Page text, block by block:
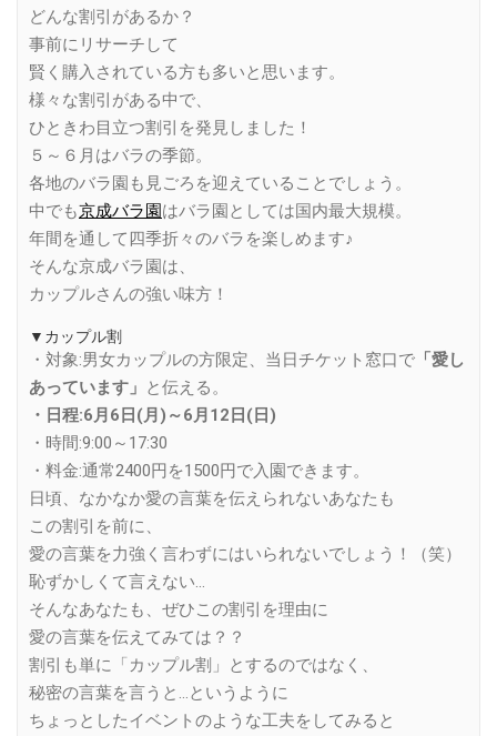
どんな割引があるか？
事前にリサーチして
賢く購入されている方も多いと思います。
様々な割引がある中で、
ひときわ目立つ割引を発見しました！
５～６月はバラの季節。
各地のバラ園も見ごろを迎えていることでしょう。
中でも京成バラ園はバラ園としては国内最大規模。
年間を通して四季折々のバラを楽しめます♪
そんな京成バラ園は、
カップルさんの強い味方！
▼カップル割
・対象:男女カップルの方限定、当日チケット窓口で 「愛し
あっています」 と伝える。
・日程:6月6日(月)～6月12日(日)
・時間:9:00～17:30
・料金:通常2400円を1500円で入園できます。
日頃、なかなか愛の言葉を伝えられないあなたも
この割引を前に、
愛の言葉を力強く言わずにはいられないでしょう！（笑）
恥ずかしくて言えない…
そんなあなたも、ぜひこの割引を理由に
愛の言葉を伝えてみては？？
割引も単に「カップル割」とするのではなく、
秘密の言葉を言うと…というように
ちょっとしたイベントのような工夫をしてみると